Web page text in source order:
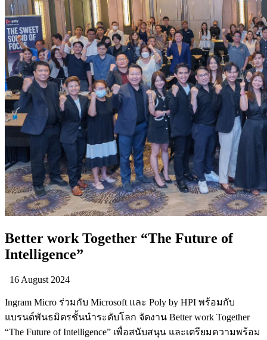
Better work Together “The Future of
Intelligence”
16 August 2024
Ingram Micro ร่วมกับ Microsoft และ Poly by HPI พร้อมกับ
แบรนด์พันธมิตรชั้นนำระดับโลก จัดงาน Better work Together
“The Future of Intelligence” เพื่อสนับสนุน และเตรียมความพร้อม